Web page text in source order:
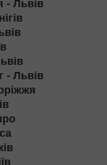
- Львів
- Львів